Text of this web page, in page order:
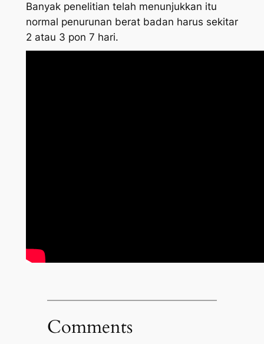
Banyak penelitian telah menunjukkan itu
normal penurunan berat badan harus sekitar
2 atau 3 pon 7 hari.
Comments